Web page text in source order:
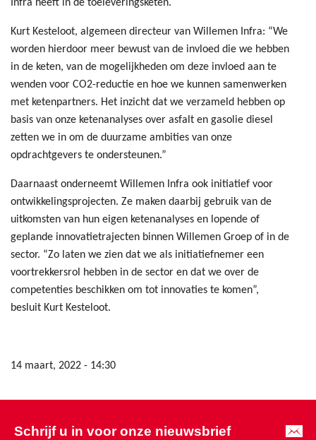
Infra heeft in de toeleveringsketen.
Kurt Kesteloot, algemeen directeur van Willemen Infra: “We
worden hierdoor meer bewust van de invloed die we hebben
in de keten, van de mogelijkheden om deze invloed aan te
wenden voor CO2-reductie en hoe we kunnen samenwerken
met ketenpartners. Het inzicht dat we verzameld hebben op
basis van onze ketenanalyses over asfalt en gasolie diesel
zetten we in om de duurzame ambities van onze
opdrachtgevers te ondersteunen.”
Daarnaast onderneemt Willemen Infra ook initiatief voor
ontwikkelingsprojecten. Ze maken daarbij gebruik van de
uitkomsten van hun eigen ketenanalyses en lopende of
geplande innovatietrajecten binnen Willemen Groep of in de
sector. “Zo laten we zien dat we als initiatiefnemer een
voortrekkersrol hebben in de sector en dat we over de
competenties beschikken om tot innovaties te komen”,
besluit Kurt Kesteloot.
14 maart, 2022 - 14:30
Schrijf u in voor onze nieuwsbrief